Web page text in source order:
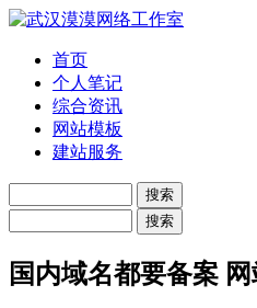
首页
个人笔记
综合资讯
网站模板
建站服务
国内域名都要备案